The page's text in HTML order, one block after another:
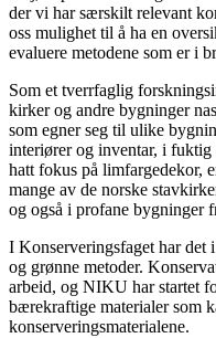
der vi har særskilt relevant
oss mulighet til å ha en
evaluere metodene som er i
Som et tverrfaglig
kirker og andre bygninger
som egner seg til ulike
interiører og inventar, i
hatt fokus på limfargedekor,
mange av de norske
og også i profane bygninger
I Konserveringsfaget har det
og grønne metoder.
arbeid, og NIKU har startet
bærekraftige materialer som
konserveringsmaterialene.